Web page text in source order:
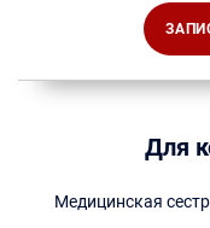
Для
Медицинская